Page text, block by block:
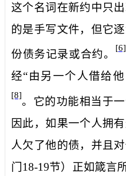
这个名词在新约中只
的是手写文件，但它
份债务记录或合约。 [6]
经“由另一个人借给
[8]。它的功能相当于
因此，如果一个人拥
人欠了他的债，并且
门18-19节）正如箴言